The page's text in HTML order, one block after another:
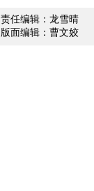
责任编辑：龙雪晴
版面编辑：曹文姣